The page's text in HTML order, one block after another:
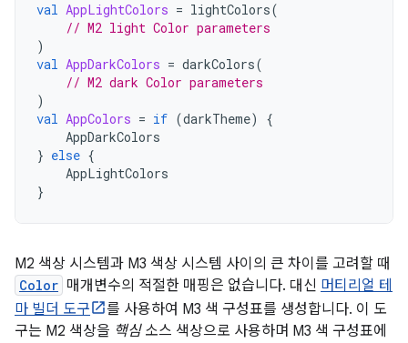
val AppLightColors = lightColors(
// M2 light Color parameters
)
val AppDarkColors = darkColors(
// M2 dark Color parameters
)
val AppColors = if (darkTheme)
{
AppDarkColors
} else {
AppLightColors
}
M2 색상 시스템과 M3 색상 시스템 사이의 큰 차이를 고려할 때
Color 매개변수의 적절한 매핑은 없습니다. 대신 머티리얼 테
마 빌더 도구
를 사용하여 M3 색 구성표를 생성합니다. 이 도
구는 M2 색상을 핵심소스 색상으로 사용하며 M3 색 구성표에